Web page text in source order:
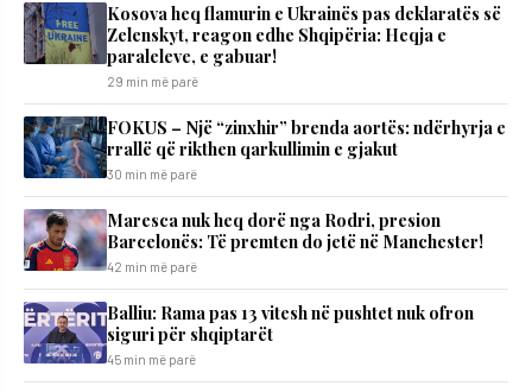
Kosova heq flamurin e Ukrainës pas deklaratës së
Zelenskyt, reagon edhe Shqipëria: Heqja e
paraleleve, e gabuar!
29 min më parë
FOKUS – Një “zinxhir” brenda aortës: ndërhyrja e
rrallë që rikthen qarkullimin e gjakut
30 min më parë
Maresca nuk heq dorë nga Rodri, presion
Barcelonës: Të premten do jetë në Manchester!
42 min më parë
Balliu: Rama pas 13 vitesh në pushtet nuk ofron
siguri për shqiptarët
45 min më parë